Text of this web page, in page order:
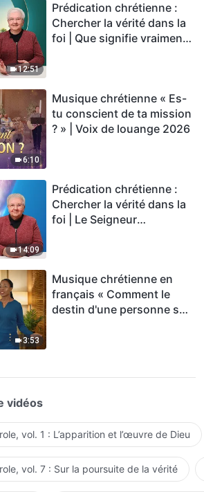
12:51
Prédication chrétienne :
Chercher la vérité dans la
foi | Que signifie vraiment
6:10
Musique chrétienne « Es-
tu conscient de ta mission
? » | Voix de louange 2026
14:09
Prédication chrétienne :
Chercher la vérité dans la
foi | Le Seigneur
3:53
Musique chrétienne en
français « Comment le
destin d'une personne se
vidéos
vol. 1 : L’apparition et l’œuvre de Dieu
vol. 7 : Sur la poursuite de la vérité